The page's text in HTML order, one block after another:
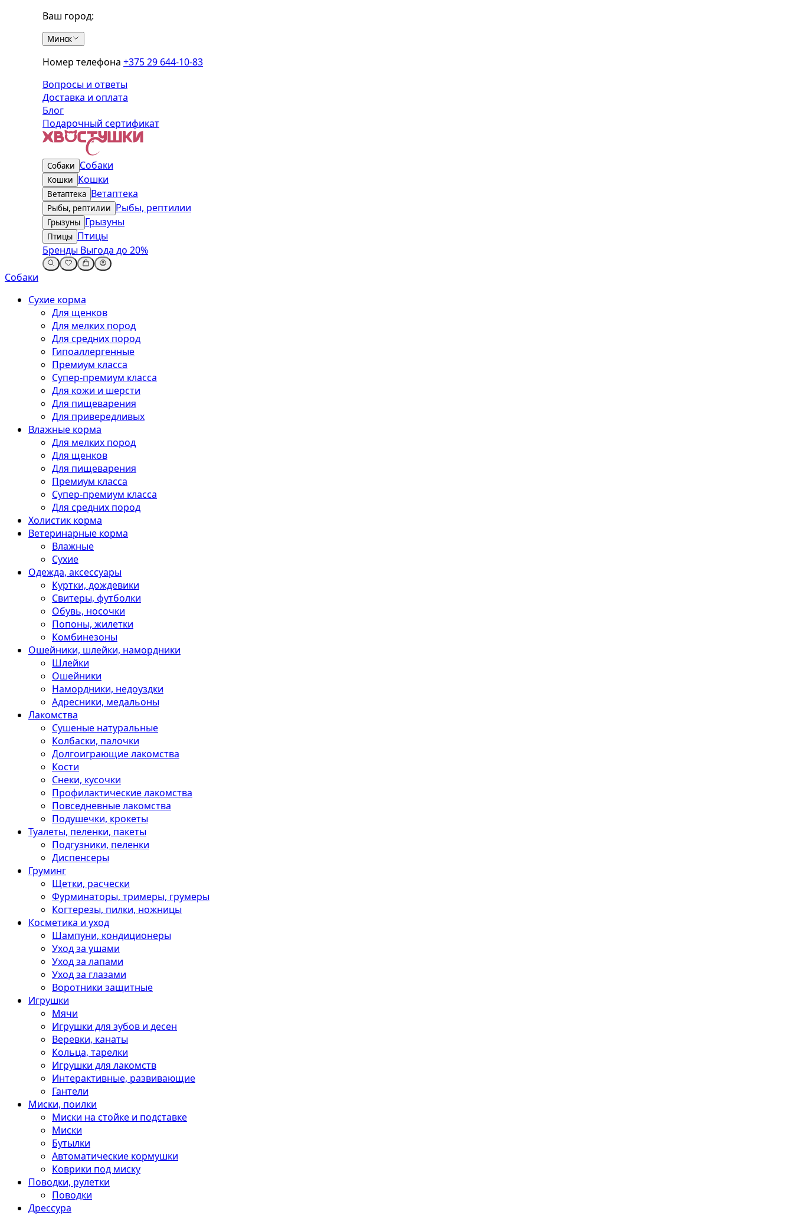
Ваш город:
Минск
Номер телефона +375 29 644-10-83
Вопросы и ответы
Доставка и оплата
Блог
Подарочный сертификат
Собаки Собаки
Кошки Кошки
Ветаптека Ветаптека
Рыбы, рептилии Рыбы, рептилии
Грызуны Грызуны
Птицы Птицы
Бренды Выгода до 20%
Собаки
Сухие корма
Для щенков
Для мелких пород
Для средних пород
Гипоаллергенные
Премиум класса
Супер-премиум класса
Для кожи и шерсти
Для пищеварения
Для привередливых
Влажные корма
Для мелких пород
Для щенков
Для пищеварения
Премиум класса
Супер-премиум класса
Для средних пород
Холистик корма
Ветеринарные корма
Влажные
Сухие
Одежда, аксессуары
Куртки, дождевики
Свитеры, футболки
Обувь, носочки
Попоны, жилетки
Комбинезоны
Ошейники, шлейки, намордники
Шлейки
Ошейники
Намордники, недоуздки
Адресники, медальоны
Лакомства
Сушеные натуральные
Колбаски, палочки
Долгоиграющие лакомства
Кости
Снеки, кусочки
Профилактические лакомства
Повседневные лакомства
Подушечки, крокеты
Туалеты, пеленки, пакеты
Подгузники, пеленки
Диспенсеры
Груминг
Щетки, расчески
Фурминаторы, тримеры, грумеры
Когтерезы, пилки, ножницы
Косметика и уход
Шампуни, кондиционеры
Уход за ушами
Уход за лапами
Уход за глазами
Воротники защитные
Игрушки
Мячи
Игрушки для зубов и десен
Веревки, канаты
Кольца, тарелки
Игрушки для лакомств
Интерактивные, развивающие
Гантели
Миски, поилки
Миски на стойке и подставке
Миски
Бутылки
Автоматические кормушки
Коврики под миску
Поводки, рулетки
Поводки
Дрессура